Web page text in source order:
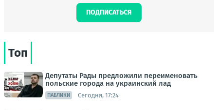
ПОДПИСАТЬСЯ
Топ
Депутаты Рады предложили переименовать
польские города на украинский лад
ПАБЛИКИ Сегодня, 17:24